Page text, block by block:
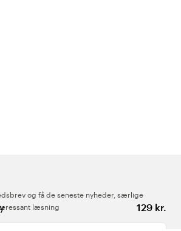
129 kr.
og få de seneste nyheder, særlige
læsning